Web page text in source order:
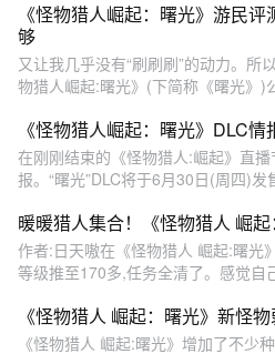
《怪物猎人崛起：曙光》游民
够
又让我几乎没有“刷刷刷”的动力。所
物猎人崛起:曙光》(下简称《曙光》)
《怪物猎人崛起：曙光》DLC
在刚刚结束的《怪物猎人:崛起》直
报。“曙光”DLC将于6月30日(周四)发
暖暖猎人集合！《怪物猎人 崛
作者:日天嗷在《怪物猎人 崛起:曙光
等级推至170多,任务全清了。感觉自
《怪物猎人 崛起：曙光》新怪
《怪物猎人 崛起:曙光》增加了不少